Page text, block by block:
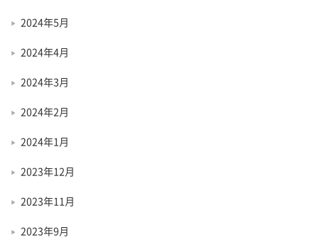
2024年5月
2024年4月
2024年3月
2024年2月
2024年1月
2023年12月
2023年11月
2023年9月